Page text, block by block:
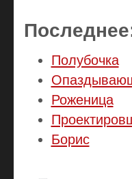
Полубочка
Роженица
Борис